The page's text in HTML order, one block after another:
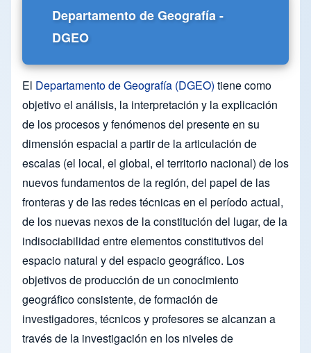
Departamento de Geografía -
DGEO
El Departamento de Geografía (DGEO) tiene como
objetivo el análisis, la interpretación y la explicación
de los procesos y fenómenos del presente en su
dimensión espacial a partir de la articulación de
escalas (el local, el global, el territorio nacional) de los
nuevos fundamentos de la región, del papel de las
fronteras y de las redes técnicas en el período actual,
de los nuevas nexos de la constitución del lugar, de la
indisociabilidad entre elementos constitutivos del
espacio natural y del espacio geográfico. Los
objetivos de producción de un conocimiento
geográfico consistente, de formación de
investigadores, técnicos y profesores se alcanzan a
través de la investigación en los niveles de